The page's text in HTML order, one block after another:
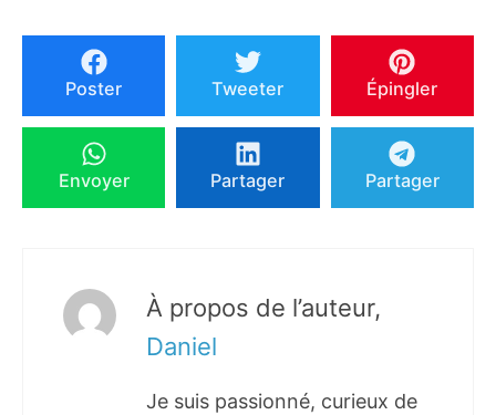
Poster Tweeter Épingler
Envoyer Partager Partager
À propos de l’auteur,
Daniel
Je suis passionné, curieux de